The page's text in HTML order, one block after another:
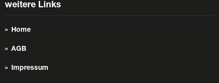
weitere Links
Home
AGB
Impressum